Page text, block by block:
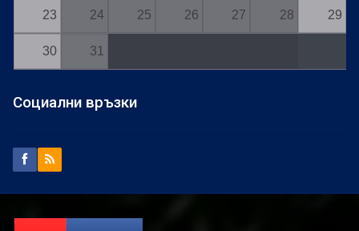
23 24 25 26 27 28 29
30 31
Социални връзки